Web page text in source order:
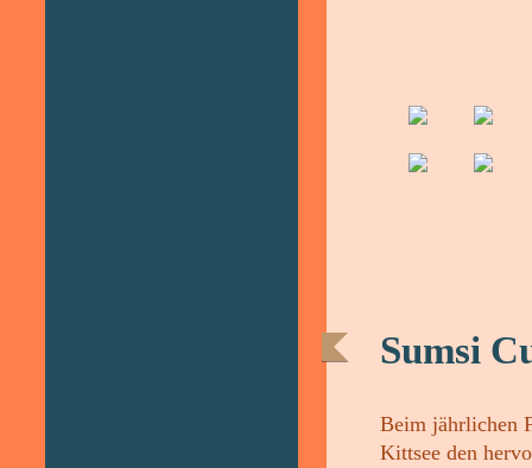
Sumsi
Beim jährlichen
Kittsee den